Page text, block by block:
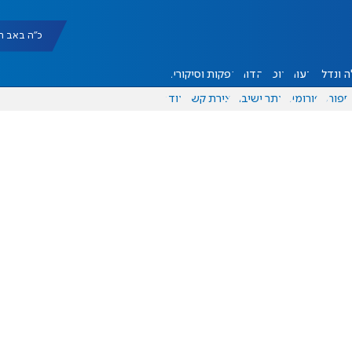
כ"ה באב תשפ"ו
ונדל"ן דעות אוכל יהדות הפקות וסיקורים
ספורט פורומים אתר ישיבה יצירת קשר עוד